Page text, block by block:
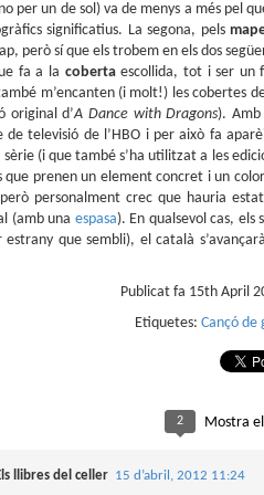
per un de sol) va de menys a més pel
significatius. La segona, pels
però sí que els trobem en els dos
fa a la cobertaescollida, tot i ser un
m’encanten (i molt!) les cobertes
original d’A Dance with Dragons).
de televisió de l’HBO i per això fa
(i que també s’ha utilitzat a les
que prenen un element concret i un
personalment crec que hauria
(amb una espasa). En qualsevol cas,
que sembli), el català
Publicat fa 15th April
Etiquetes: Cançó de
2 Mostra
llibres del celler 15 d’abril, 2012 11:24
que farem aquest estiu al club de
de Tarragona, virtualment, amb Tellfy.
d'aquest estiu està format per dos
i de setembre:
i dibuix de Javi de Castro
2021
Parlant de Spirou a No solo cine
El passat 2 de maig, Bruto Pomeroy em
Club de lectura de còmics: